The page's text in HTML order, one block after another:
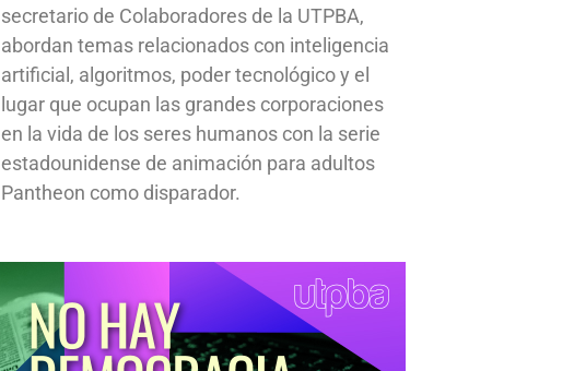
secretario de Colaboradores de la UTPBA,
abordan temas relacionados con inteligencia
artificial, algoritmos, poder tecnológico y el
lugar que ocupan las grandes corporaciones
en la vida de los seres humanos con la serie
estadounidense de animación para adultos
Pantheon como disparador.